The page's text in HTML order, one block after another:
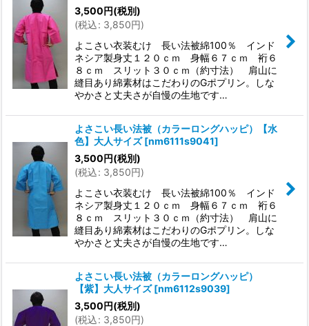
3,500円(税別)
(税込: 3,850円)
よこさい衣装むけ 長い法被綿100％ インド
ネシア製身丈１２０ｃｍ 身幅６７ｃｍ 裄６
８ｃｍ スリット３０ｃｍ（約寸法） 肩山に
縫目あり綿素材はこだわりのGポプリン。しな
やかさと丈夫さが自慢の生地です…
よさこい長い法被（カラーロングハッピ）【水
色】大人サイズ [nm6111s9041]
3,500円(税別)
(税込: 3,850円)
よこさい衣装むけ 長い法被綿100％ インド
ネシア製身丈１２０ｃｍ 身幅６７ｃｍ 裄６
８ｃｍ スリット３０ｃｍ（約寸法） 肩山に
縫目あり綿素材はこだわりのGポプリン。しな
やかさと丈夫さが自慢の生地です…
よさこい長い法被（カラーロングハッピ）
【紫】大人サイズ [nm6112s9039]
3,500円(税別)
(税込: 3,850円)